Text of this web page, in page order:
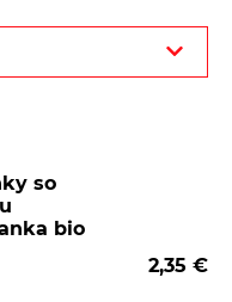
so
bio
2,35 €